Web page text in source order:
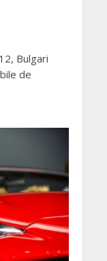
Bulgari
de